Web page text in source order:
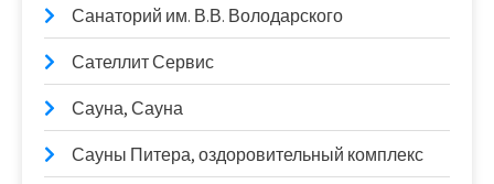
Санаторий им. В.В. Володарского
Сателлит Сервис
Сауна, Сауна
Сауны Питера, оздоровительный комплекс